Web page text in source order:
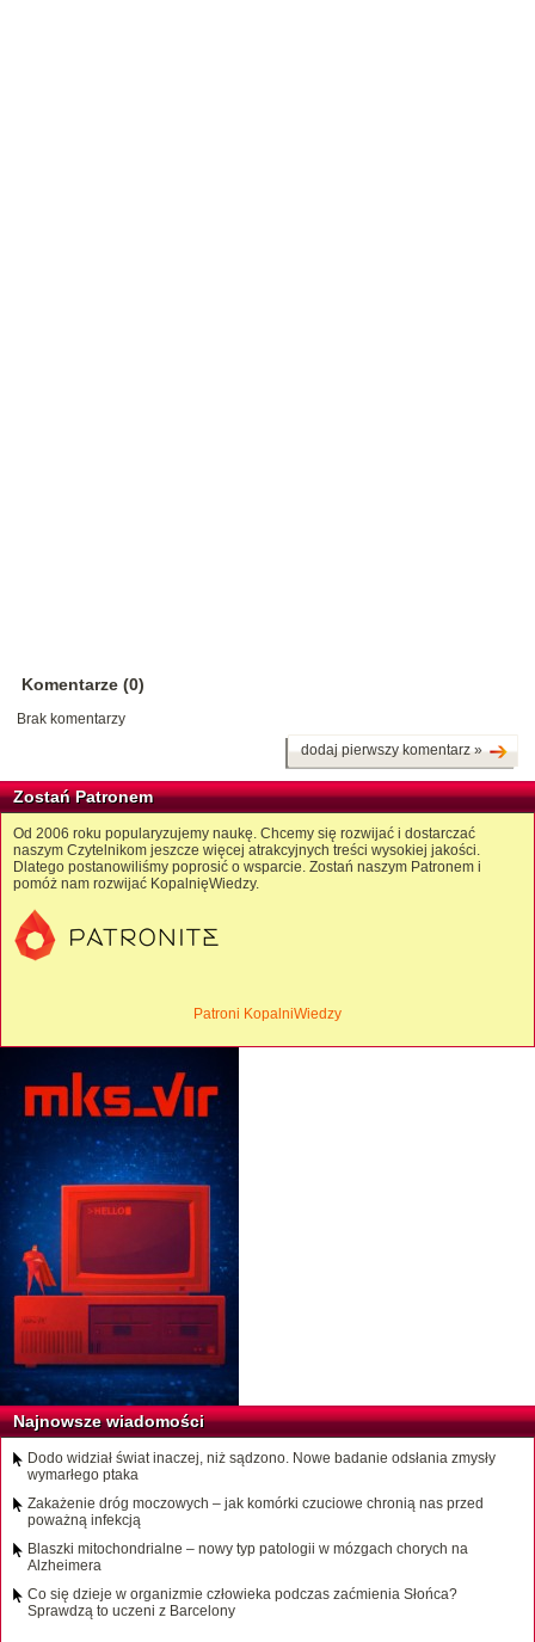
Komentarze (0)
Brak komentarzy
dodaj pierwszy komentarz »
Zostań Patronem
Od 2006 roku popularyzujemy naukę. Chcemy się rozwijać i dostarczać
naszym Czytelnikom jeszcze więcej atrakcyjnych treści wysokiej jakości.
Dlatego postanowiliśmy poprosić o wsparcie. Zostań naszym Patronem i
pomóż nam rozwijać KopalnięWiedzy.
Patroni KopalniWiedzy
Najnowsze wiadomości
Dodo widział świat inaczej, niż sądzono. Nowe badanie odsłania zmysły
wymarłego ptaka
Zakażenie dróg moczowych – jak komórki czuciowe chronią nas przed
poważną infekcją
Blaszki mitochondrialne – nowy typ patologii w mózgach chorych na
Alzheimera
Co się dzieje w organizmie człowieka podczas zaćmienia Słońca?
Sprawdzą to uczeni z Barcelony